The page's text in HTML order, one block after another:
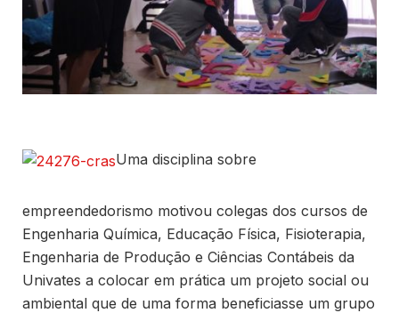
Uma disciplina sobre
empreendedorismo motivou colegas dos cursos de
Engenharia Química, Educação Física, Fisioterapia,
Engenharia de Produção e Ciências Contábeis da
Univates a colocar em prática um projeto social ou
ambiental que de uma forma beneficiasse um grupo